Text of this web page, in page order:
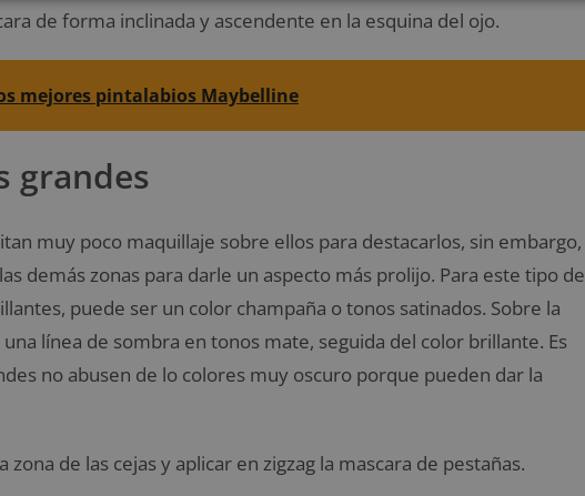
de forma inclinada y ascendente en la esquina del ojo.
mejores pintalabios Maybelline
grandes
muy poco maquillaje sobre ellos para destacarlos, sin embargo,
demás zonas para darle un aspecto más prolijo. Para este tipo de
puede ser un color champaña o tonos satinados. Sobre la
línea de sombra en tonos mate, seguida del color brillante. Es
no abusen de lo colores muy oscuro porque pueden dar la
de las cejas y aplicar en zigzag la mascara de pestañas.